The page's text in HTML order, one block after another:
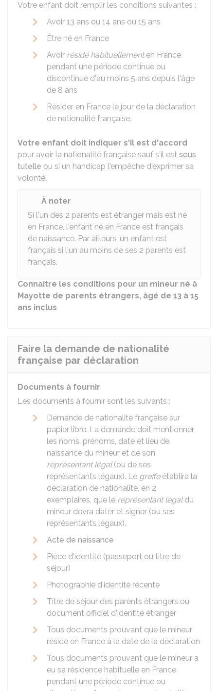
Votre enfant doit remplir les conditions suivantes :
Avoir 13 ans ou 14 ans ou 15 ans
Être né en France
Avoir résidé habituellementen France
pendant une période continue ou
discontinue d'au moins 5 ans depuis l'âge
de 8 ans
Résider en France le jour de la déclaration
de nationalité française.
Votre enfant doit indiquer s'il est d'accord
pour avoir la nationalité française sauf s'il est sous
tutelle ou si un handicap l'empêche d'exprimer sa
volonté.
À noter
Si l'un des 2 parents est étranger mais est né
en France, l'enfant né en France est français
de naissance. Par ailleurs, un enfant est
français si l'un au moins de ses 2 parents est
français.
Connaître les conditions pour un mineur né à
Mayotte de parents étrangers, âgé de 13 à 15
ans inclus
Faire la demande de nationalité
française par déclaration
Documents à fournir
Les documents à fournir sont les suivants :
Demande de nationalité française sur
papier libre. La demande doit mentionner
les noms, prénoms, date et lieu de
naissance du mineur et de son
représentant légal(ou de ses
représentants légaux). Le greffeétablira la
déclaration de nationalité, en 2
exemplaires, que le représentant légaldu
mineur devra dater et signer (ou ses
représentants légaux).
Acte de naissance
Pièce d'identité (passeport ou titre de
séjour)
Photographie d'identité récente
Titre de séjour des parents étrangers ou
document officiel d'identité étranger
Tous documents prouvant que le mineur
réside en France à la date de la déclaration
Tous documents prouvant que le mineur a
eu sa résidence habituelle en France
pendant une période continue ou